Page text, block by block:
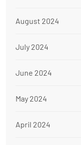
August 2024
July 2024
June 2024
May 2024
April 2024